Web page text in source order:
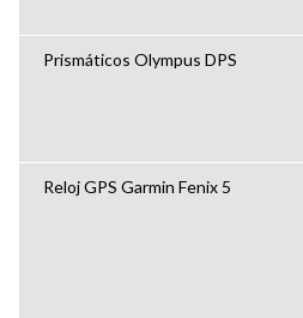
Prismáticos Olympus DPS
Reloj GPS Garmin Fenix 5